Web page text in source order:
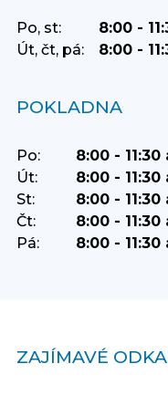
Po, st:
8:00 -
Út, čt, pá:
8:00 -
POKLADNA
Po:
8:00 - 11:30
Út:
8:00 - 11:30
St:
8:00 - 11:30
Čt:
8:00 - 11:30
Pá:
8:00 - 11:30
ZAJÍMAVÉ